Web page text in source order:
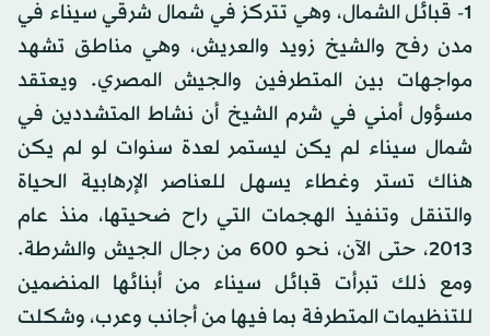
1- قبائل الشمال، وهي تتركز في شمال شرقي سيناء في
مدن رفح والشيخ زويد والعريش، وهي مناطق تشهد
مواجهات بين المتطرفين والجيش المصري. ويعتقد
مسؤول أمني في شرم الشيخ أن نشاط المتشددين في
شمال سيناء لم يكن ليستمر لعدة سنوات لو لم يكن
هناك تستر وغطاء يسهل للعناصر الإرهابية الحياة
والتنقل وتنفيذ الهجمات التي راح ضحيتها، منذ عام
2013، حتى الآن، نحو 600 من رجال الجيش والشرطة.
ومع ذلك تبرأت قبائل سيناء من أبنائها المنضمين
للتنظيمات المتطرفة بما فيها من أجانب وعرب، وشكلت